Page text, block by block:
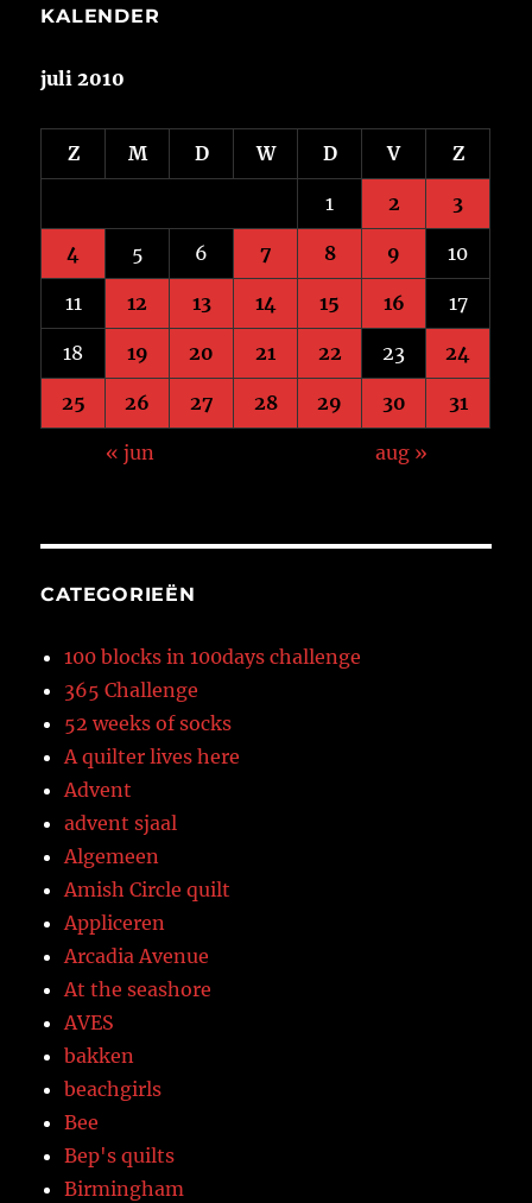
KALENDER
juli 2010
Z M D W D V Z
1 2 3
4 5 6 7 8 9 10
11 12 13 14 15 16 17
18 19 20 21 22 23 24
25 26 27 28 29 30 31
« jun aug »
CATEGORIEËN
100 blocks in 100days challenge
365 Challenge
52 weeks of socks
A quilter lives here
Advent
advent sjaal
Algemeen
Amish Circle quilt
Appliceren
Arcadia Avenue
At the seashore
AVES
bakken
beachgirls
Bee
Bep's quilts
Birmingham